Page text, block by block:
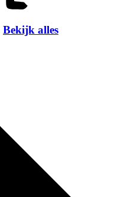
Bekijk alles